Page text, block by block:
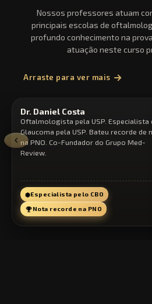
Nossos professores atuam
principais escolas de
profundo conhecimento na
atuação neste curso
Arraste para ver mais
Dr. Daniel Costa
Oftalmologista pela USP. Especialista
Glaucoma pela USP. Bateu recorde de
na PNO. Co-Fundador do Grupo Med-
Review.
Especialista pelo CBO
Nota recorde na PNO